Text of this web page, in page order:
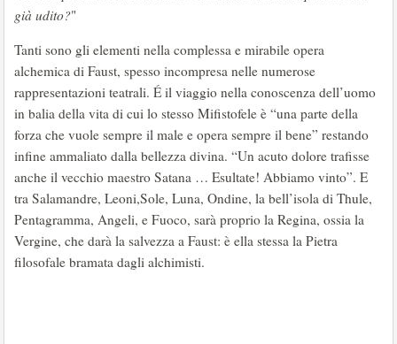
già udito?"
Tanti sono gli elementi nella complessa e mirabile opera
alchemica di Faust, spesso incompresa nelle numerose
rappresentazioni teatrali. É il viaggio nella conoscenza dell’uomo
in balia della vita di cui lo stesso Mifistofele è “una parte della
forza che vuole sempre il male e opera sempre il bene” restando
infine ammaliato dalla bellezza divina. “Un acuto dolore trafisse
anche il vecchio maestro Satana … Esultate! Abbiamo vinto”. E
tra Salamandre, Leoni,Sole, Luna, Ondine, la bell’isola di Thule,
Pentagramma, Angeli, e Fuoco, sarà proprio la Regina, ossia la
Vergine, che darà la salvezza a Faust: è ella stessa la Pietra
filosofale bramata dagli alchimisti.